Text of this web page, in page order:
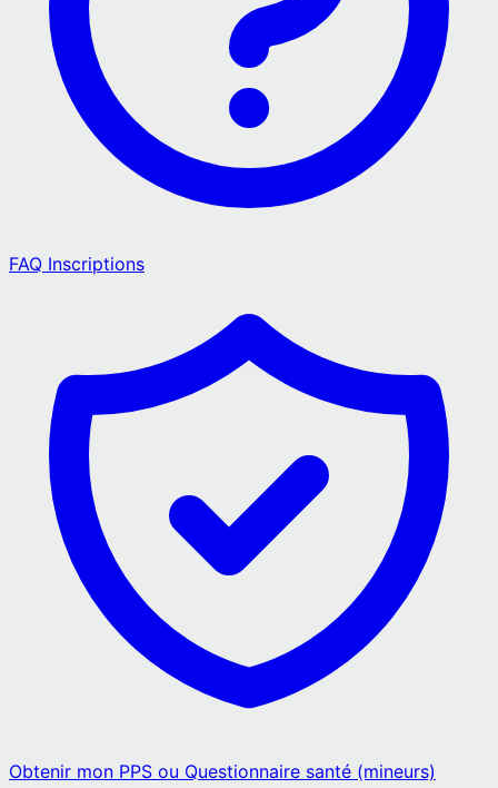
FAQ Inscriptions
Obtenir mon PPS ou Questionnaire santé (mineurs)